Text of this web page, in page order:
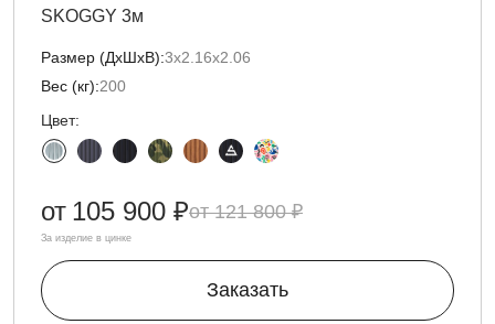
SKOGGY 3м
Размер (ДxШxВ):3х2.16х2.06
Вес (кг):200
Цвет:
121 800 ₽
от 105 900 ₽
За изделие в цинке
Заказать